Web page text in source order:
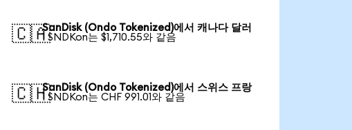
🇨🇦SanDisk (Ondo Tokenized)에서 캐나다 달러
1 SNDKon는 $1,710.55와 같음
🇨🇭SanDisk (Ondo Tokenized)에서 스위스 프랑
1 SNDKon는 CHF 991.01와 같음